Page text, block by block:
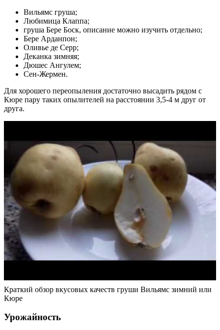
Вильямс груша;
Любимица Клаппа;
груша Бере Боск, описание можно изучить отдельно;
Бере Арданпон;
Оливье де Серр;
Деканка зимняя;
Дюшес Ангулем;
Сен-Жермен.
Для хорошего переопыления достаточно высадить рядом с
Кюре пару таких опылителей на расстоянии 3,5-4 м друг от
друга.
Краткий обзор вкусовых качеств груши Вильямс зимний или
Кюре
Урожайность